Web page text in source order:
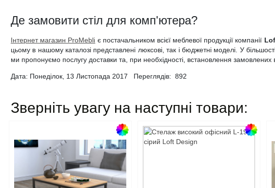
Де замовити стіл для комп'ютера?
Інтернет магазин ProMebli є постачальником всієї меблевої продукції компанії
цьому в нашому каталозі представлені люксові, так і бюджетні моделі. У
ми пропонуємо послугу доставки та, при необхідності, встановлення замовлених
Дата: Понеділок, 13 Листопада 2017 Переглядів: 892
Зверніть увагу на наступні товари: